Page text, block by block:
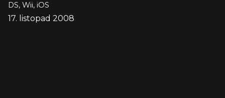
DS, Wii, iOS
17. listopad 2008